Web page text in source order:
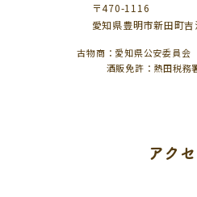
〒470-1116
愛知県豊明市新田町
古物商：愛知県公安委員
酒販免許：熱田税
アク